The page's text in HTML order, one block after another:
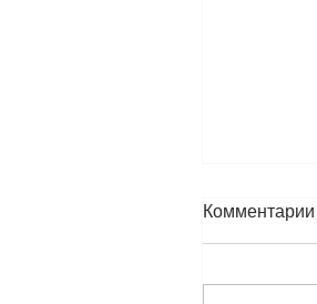
Комментарии